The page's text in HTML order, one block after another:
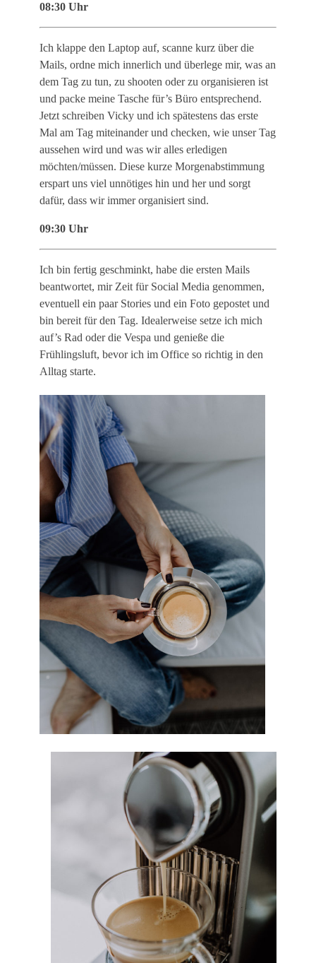
08:30 Uhr
Ich klappe den Laptop auf, scanne kurz über die
Mails, ordne mich innerlich und überlege mir, was an
dem Tag zu tun, zu shooten oder zu organisieren ist
und packe meine Tasche für’s Büro entsprechend.
Jetzt schreiben Vicky und ich spätestens das erste
Mal am Tag miteinander und checken, wie unser Tag
aussehen wird und was wir alles erledigen
möchten/müssen. Diese kurze Morgenabstimmung
erspart uns viel unnötiges hin und her und sorgt
dafür, dass wir immer organisiert sind.
09:30 Uhr
Ich bin fertig geschminkt, habe die ersten Mails
beantwortet, mir Zeit für Social Media genommen,
eventuell ein paar Stories und ein Foto gepostet und
bin bereit für den Tag. Idealerweise setze ich mich
auf’s Rad oder die Vespa und genieße die
Frühlingsluft, bevor ich im Office so richtig in den
Alltag starte.